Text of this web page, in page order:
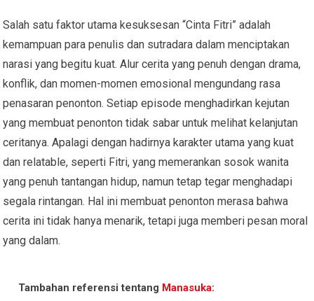
Salah satu faktor utama kesuksesan “Cinta Fitri” adalah
kemampuan para penulis dan sutradara dalam menciptakan
narasi yang begitu kuat. Alur cerita yang penuh dengan drama,
konflik, dan momen-momen emosional mengundang rasa
penasaran penonton. Setiap episode menghadirkan kejutan
yang membuat penonton tidak sabar untuk melihat kelanjutan
ceritanya. Apalagi dengan hadirnya karakter utama yang kuat
dan relatable, seperti Fitri, yang memerankan sosok wanita
yang penuh tantangan hidup, namun tetap tegar menghadapi
segala rintangan. Hal ini membuat penonton merasa bahwa
cerita ini tidak hanya menarik, tetapi juga memberi pesan moral
yang dalam.
Tambahan referensi tentang Manasuka: